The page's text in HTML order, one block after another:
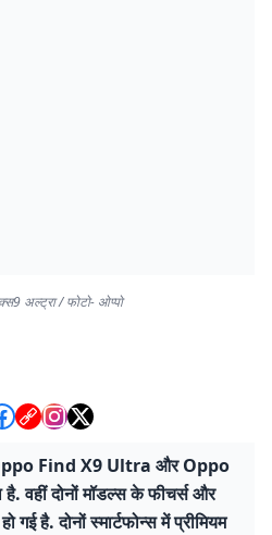
अल्ट्रा / फोटो- ओप्पो
Find X9 Ultra और Oppo
वहीं दोनों मॉडल्स के फीचर्स और
है. दोनों स्मार्टफोन्स में प्रीमियम